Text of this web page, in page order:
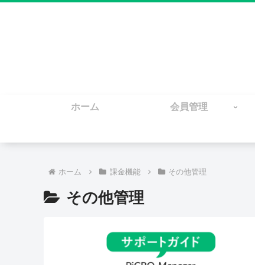
ホーム 会員管理
ホーム 課金機能 その他管理
その他管理